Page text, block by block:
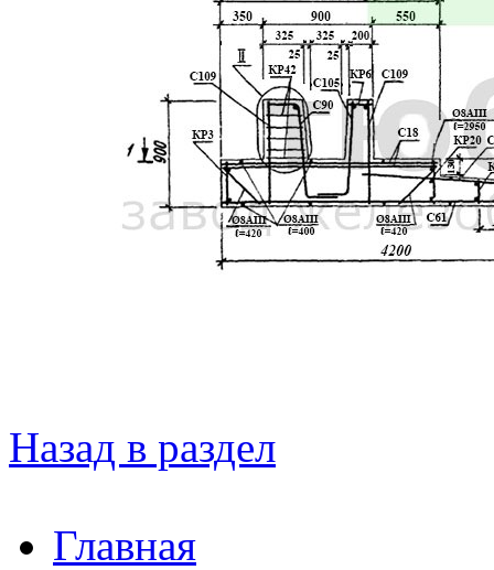
Назад в раздел
Главная